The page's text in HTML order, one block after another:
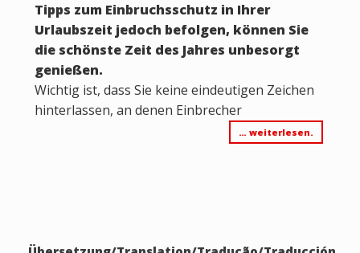
Tipps zum Einbruchsschutz in Ihrer
Urlaubszeit jedoch befolgen, können Sie
die schönste Zeit des Jahres unbesorgt
genießen.
Wichtig ist, dass Sie keine eindeutigen Zeichen
hinterlassen, an denen Einbrecher
… weiterlesen.